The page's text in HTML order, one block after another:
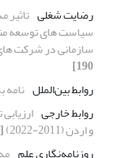
رضایت شغلی تاثیر
سیاست های توسعه
سازمانی در شرکت
190]
روابط بین‌الملل نامه
روابط خارجی
و اردن (2011-2022)
روزنامه‌نگاری علم